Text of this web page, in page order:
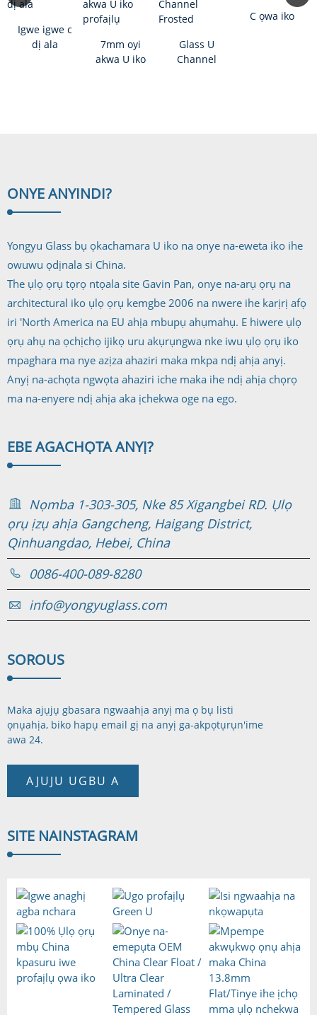
Igwe igwe c
dị ala
7mm oyi
akwa U iko
Glass U
Channel
C ọwa iko
ONYE ANYINDI?
Yongyu Glass bụ ọkachamara U iko na onye na-eweta iko ihe
owuwu ọdịnala si China.
The ụlọ ọrụ tọrọ ntọala site Gavin Pan, onye na-arụ ọrụ na
architectural iko ụlọ ọrụ kemgbe 2006 na nwere ihe karịrị afọ
iri 'North America na EU ahịa mbupụ ahụmahụ. E hiwere ụlọ
ọrụ ahụ na ọchịchọ ijikọ uru akụrụngwa nke iwu ụlọ ọrụ iko
mpaghara ma nye azịza ahaziri maka mkpa ndị ahịa anyị.
Anyị na-achọta ngwọta ahaziri iche maka ihe ndị ahịa chọrọ
ma na-enyere ndị ahịa aka ịchekwa oge na ego.
EBE AGACHỌTA ANYỊ?
Nọmba 1-303-305, Nke 85 Xigangbei RD. Ụlọ
ọrụ ịzụ ahịa Gangcheng, Haigang District,
Qinhuangdao, Hebei, China
0086-400-089-8280
info@yongyuglass.com
SOROUS
Maka ajụjụ gbasara ngwaahịa anyị ma ọ bụ listi
ọnụahịa, biko hapụ email gị na anyị ga-akpọtụrụn'ime
awa 24.
AJUJU UGBU A
SITE NAINSTAGRAM